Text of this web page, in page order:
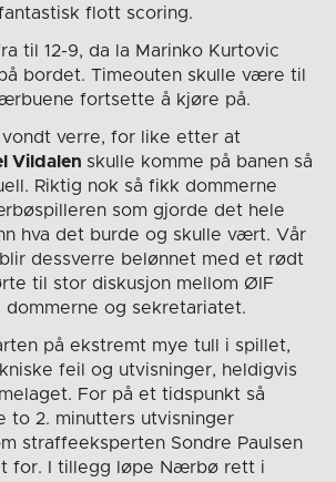
flott scoring.
til 12-9, da la Marinko Kurtovic
bordet. Timeouten skulle være til
fortsette å kjøre på.
verre, for like etter at
Vildalen skulle komme på banen så
Riktig nok så fikk dommerne
som gjorde det hele
hva det burde og skulle vært. Vår
dessverre belønnet med et rødt
til stor diskusjon mellom ØIF
dommerne og sekretariatet.
på ekstremt mye tull i spillet,
feil og utvisninger, heldigvis
For på et tidspunkt så
to 2. minutters utvisninger
straffeeksperten Sondre Paulsen
for. I tillegg løpe Nærbø rett i